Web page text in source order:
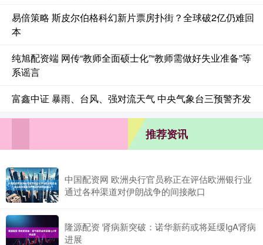
易倍策略 斯皮尔伯格科幻新片票房扑街？全球破2亿仍难回
本
纯旭配资端 网传“教师全面硕士化”“教师需做好失业准备”等
系谣言
富鑫中证 暴雨、台风、强对流天气 中央气象台三预警齐发
推荐资讯
中国配资网 欧洲央行官员称正在评估欧洲银行业
通过各种渠道对伊朗战争的间接敞口
隆源配资 肾病新突破：诺华新药或将延缓IgA肾病
进展